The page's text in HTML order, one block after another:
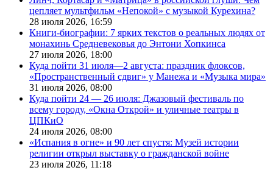
цепляет мультфильм «Непокой» с музыкой Курехина?
28 июля 2026, 16:59
Книги-биографии: 7 ярких текстов о реальных людях от
монахинь Средневековья до Энтони Хопкинса
27 июля 2026, 18:00
Куда пойти 31 июля—2 августа: праздник флоксов,
«Пространственный сдвиг» у Манежа и «Музыка мира»
31 июля 2026, 08:00
Куда пойти 24 — 26 июля: Джазовый фестиваль по
всему городу, «Окна Открой» и уличные театры в
ЦПКиО
24 июля 2026, 08:00
«Испания в огне» и 90 лет спустя: Музей истории
религии открыл выставку о гражданской войне
23 июля 2026, 11:18